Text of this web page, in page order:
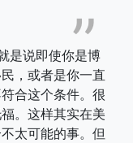
是说即使你是博
，或者是你一直
合这个条件。很
。这样其实在美
太可能的事。但